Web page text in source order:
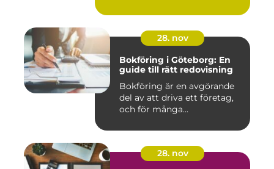
28. nov
Bokföring i Göteborg: En
guide till rätt redovisning
Bokföring är en avgörande
del av att driva ett företag,
och för många...
28. nov